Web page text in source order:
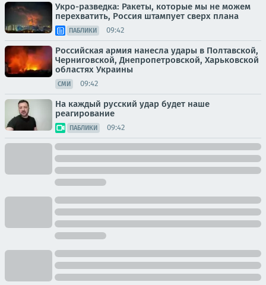
Укро-разведка: Ракеты, которые мы не можем
перехватить, Россия штампует сверх плана
ПАБЛИКИ 09:42
Российская армия нанесла удары в Полтавской,
Черниговской, Днепропетровской, Харьковской
областях Украины
СМИ 09:42
На каждый русский удар будет наше
реагирование
ПАБЛИКИ 09:42